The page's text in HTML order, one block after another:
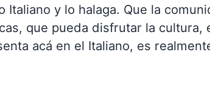
y lo halaga. Que la
que pueda disfrutar la cultura,
acá en el Italiano, es